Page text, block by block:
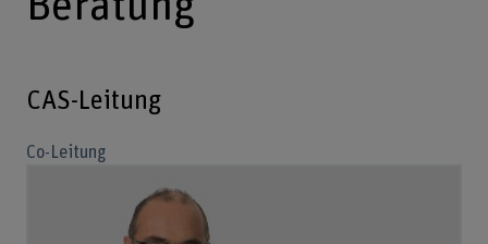
CAS-Leitung
Co-Leitung